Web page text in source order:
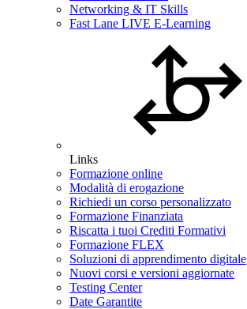
Networking & IT Skills
Fast Lane LIVE E-Learning
Links
Formazione online
Modalità di erogazione
Richiedi un corso personalizzato
Formazione Finanziata
Riscatta i tuoi Crediti Formativi
Formazione FLEX
Soluzioni di apprendimento digitale
Nuovi corsi e versioni aggiornate
Testing Center
Date Garantite